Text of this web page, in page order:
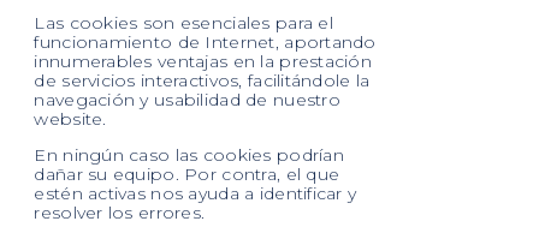
Las cookies son esenciales para el
funcionamiento de Internet, aportando
innumerables ventajas en la prestación
de servicios interactivos, facilitándole la
navegación y usabilidad de nuestro
website.
En ningún caso las cookies podrían
dañar su equipo. Por contra, el que
estén activas nos ayuda a identificar y
resolver los errores.